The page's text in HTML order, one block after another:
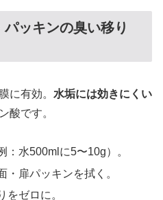
ッキンの臭い移り
に有効。 水垢には効きにくい
酸です。
：水500mlに5〜10g）。
・扉パッキンを拭く。
ゼロに。